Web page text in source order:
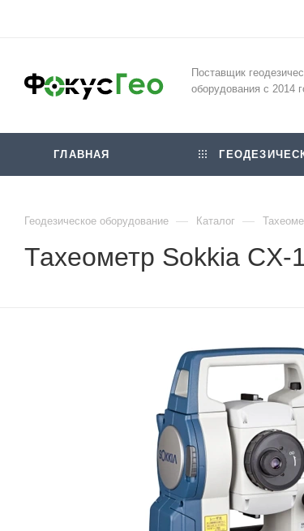
Поставщик
оборудования с 2014
ГЛАВНАЯ
Геодезическое оборудование — Каталог —
Тахеометр Sokkia CX-